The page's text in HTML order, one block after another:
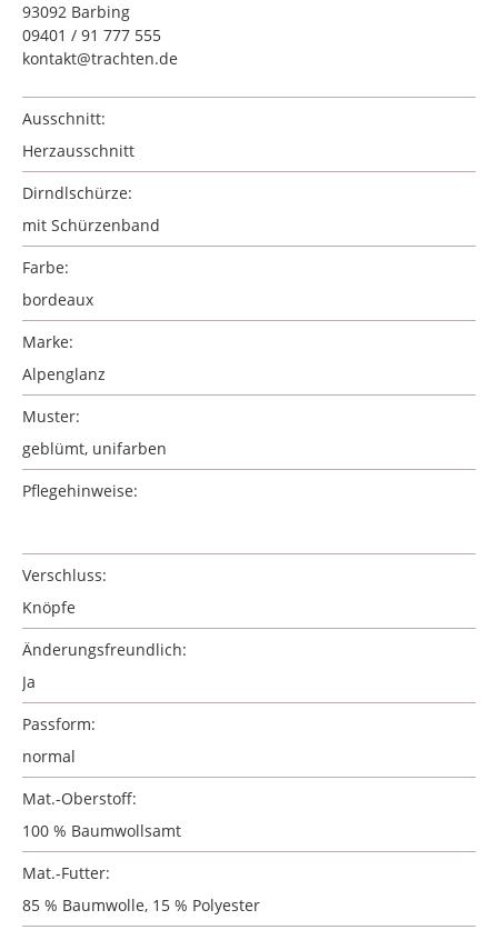
93092 Barbing
09401 / 91 777 555
kontakt@trachten.de
Ausschnitt:
Herzausschnitt
Dirndlschürze:
mit Schürzenband
Farbe:
bordeaux
Marke:
Alpenglanz
Muster:
geblümt, unifarben
Pflegehinweise:
Verschluss:
Knöpfe
Änderungsfreundlich:
Ja
Passform:
normal
Mat.-Oberstoff:
100 % Baumwollsamt
Mat.-Futter:
85 % Baumwolle, 15 % Polyester